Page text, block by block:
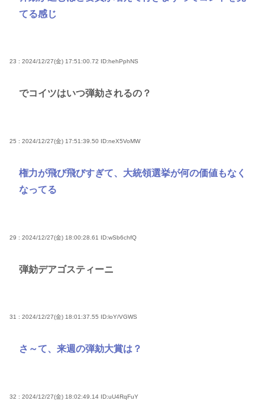
てる感じ
23 : 2024/12/27(金) 17:51:00.72 ID:hehPphNS
でコイツはいつ弾劾されるの？
25 : 2024/12/27(金) 17:51:39.50 ID:neX5VoMW
権力が飛び飛びすぎて、大統領選挙が何の価値もなく
なってる
29 : 2024/12/27(金) 18:00:28.61 ID:wSb6chfQ
弾劾デアゴスティーニ
31 : 2024/12/27(金) 18:01:37.55 ID:loY/VGWS
さ～て、来週の弾劾大賞は？
32 : 2024/12/27(金) 18:02:49.14 ID:uU4RqFuY